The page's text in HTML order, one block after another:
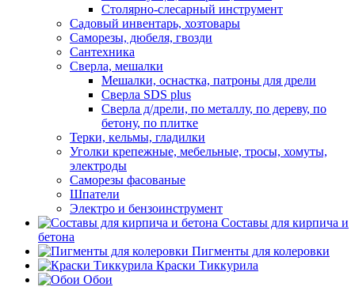
Столярно-слесарный инструмент
Садовый инвентарь, хозтовары
Саморезы, дюбеля, гвозди
Сантехника
Сверла, мешалки
Мешалки, оснастка, патроны для дрели
Сверла SDS plus
Сверла д/дрели, по металлу, по дереву, по
бетону, по плитке
Терки, кельмы, гладилки
Уголки крепежные, мебельные, тросы, хомуты,
электроды
Саморезы фасованые
Шпатели
Электро и бензоинструмент
Составы для кирпича и
бетона
Пигменты для колеровки
Краски Тиккурила
Обои